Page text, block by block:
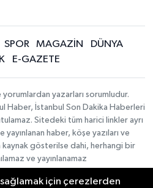
SPOR MAGAZİN
DÜNYA
E-GAZETE
yazarları sorumludur.
Haber, İstanbul Son Dakika Haberleri
Sitedeki tüm harici linkler ayrı
yayınlanan haber, köşe yazıları ve
kaynak gösterilse dahi, herhangi bir
ve yayınlanamaz
için çerezlerden